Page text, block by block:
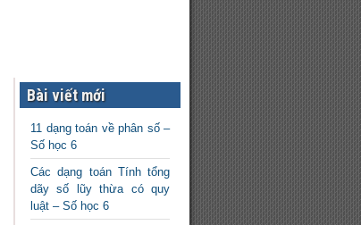
Bài viết mới
11 dạng toán về phân số –
Số học 6
Các dạng toán Tính tổng
dãy số lũy thừa có quy
luật – Số học 6